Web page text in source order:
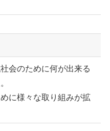
会のために何が出来る
に様々な取り組みが拡